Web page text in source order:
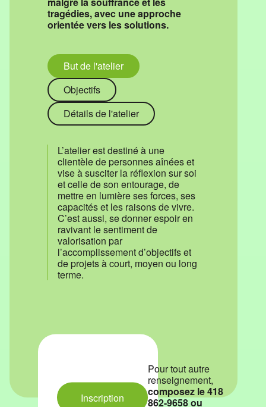
tragédies, avec une approche
orientée vers les solutions.
But de l'atelier
Objectifs
Détails de l'atelier
L’atelier est destiné à une
clientèle de personnes aînées et
vise à susciter la réflexion sur soi
et celle de son entourage, de
mettre en lumière ses forces, ses
capacités et les raisons de vivre.
C’est aussi, se donner espoir en
ravivant le sentiment de
valorisation par
l’accomplissement d’objectifs et
de projets à court, moyen ou long
terme.
Inscription
Pour tout autre
renseignement,
composez le 418
862-9658 ou